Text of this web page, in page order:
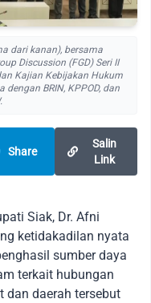
dari kanan), bersama
Discussion (FGD) Seri II
Kajian Kebijakan Hukum
dengan BRIN, KPPOD, dan
Share
Salin
Link
Siak, Dr. Afni
ketidakadilan nyata
sumber daya
terkait hubungan
dan daerah tersebut